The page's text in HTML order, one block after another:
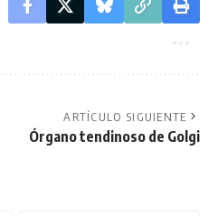
ARTÍCULO SIGUIENTE
Órgano tendinoso de Golgi